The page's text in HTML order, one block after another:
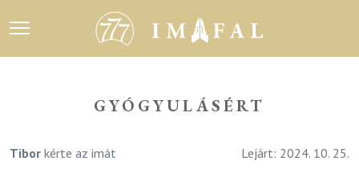
GYÓGYULÁSÉRT
Tibor kérte az imát Lejárt: 2024. 10. 25.